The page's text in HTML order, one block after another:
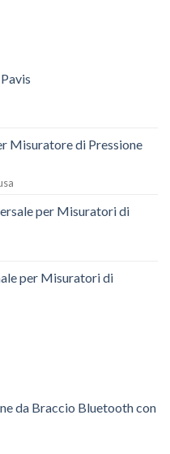
Misuratore di Pressione
per Misuratori di
per Misuratori di
da Braccio Bluetooth con